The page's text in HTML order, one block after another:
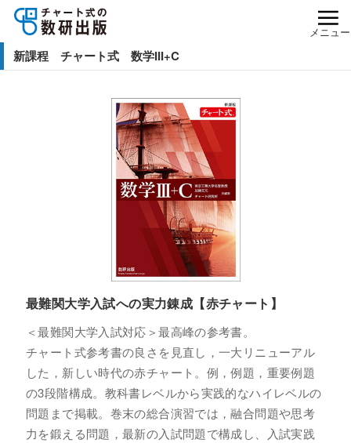
メニュー
新課程 チャート式 数学III+C
最難関大学入試への実力錬成【赤チャート】
＜最難関大学入試対応＞最高峰の参考書。
チャート式参考書の良さを見直し，一大リニューアル
した，新しい時代の赤チャート。例，例題，重要例題
の3段階構成。教科書レベルから実践的なハイレベルの
問題まで掲載。巻末の総合演習では，融合問題や思考
力を鍛える問題，最新の入試問題で構成し、入試実践